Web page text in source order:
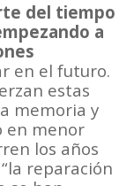
del tiempo
a
en el futuro.
estas
memoria y
en menor
los años
reparación